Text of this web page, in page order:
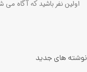
اولین نفر باشید که آگاه می
نوشته های جدید